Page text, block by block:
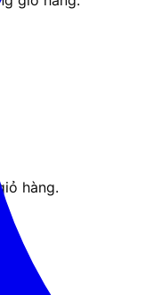
hàng.